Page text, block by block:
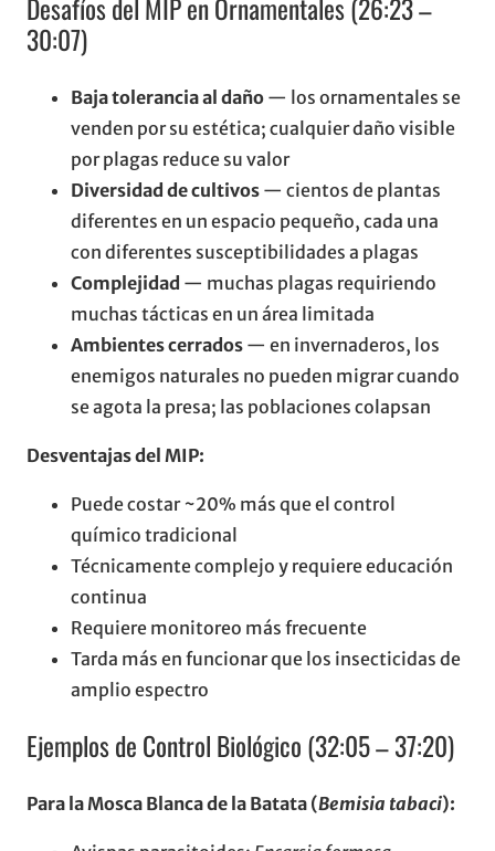
Desafíos del MIP en Ornamentales (26:23 –
30:07)
Baja tolerancia al daño — los ornamentales se
venden por su estética; cualquier daño visible
por plagas reduce su valor
Diversidad de cultivos — cientos de plantas
diferentes en un espacio pequeño, cada una
con diferentes susceptibilidades a plagas
Complejidad — muchas plagas requiriendo
muchas tácticas en un área limitada
Ambientes cerrados — en invernaderos, los
enemigos naturales no pueden migrar cuando
se agota la presa; las poblaciones colapsan
Desventajas del MIP:
Puede costar ~20% más que el control
químico tradicional
Técnicamente complejo y requiere educación
continua
Requiere monitoreo más frecuente
Tarda más en funcionar que los insecticidas de
amplio espectro
Ejemplos de Control Biológico (32:05 – 37:20)
Para la Mosca Blanca de la Batata (Bemisia tabaci):